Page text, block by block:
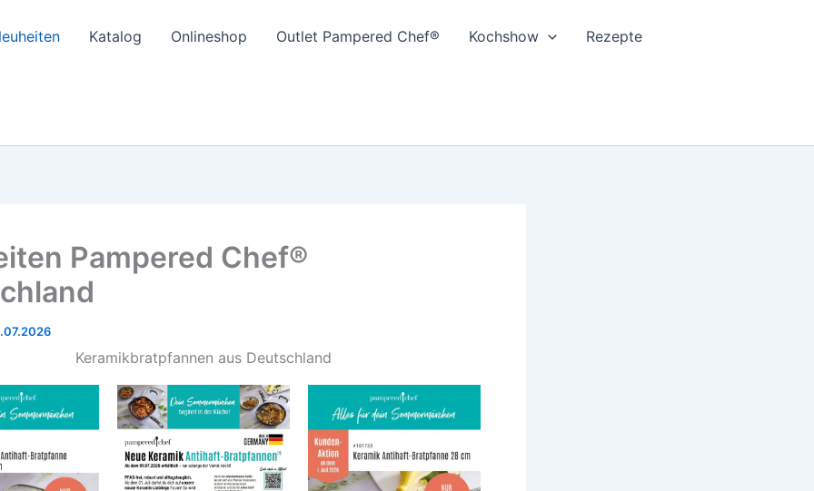
Katalog Onlineshop Outlet Pampered Chef® Kochshow Rezepte
Pampered Chef®
Keramikbratpfannen aus Deutschland